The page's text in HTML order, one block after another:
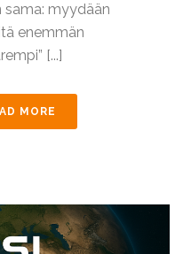
sama: myydään
enemmän
[...]
MORE